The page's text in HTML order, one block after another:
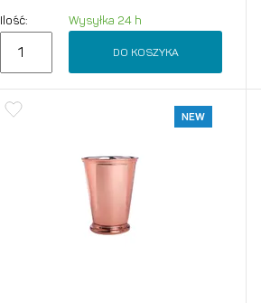
Ilość: Wysyłka 24 h
DO KOSZYKA
NEW